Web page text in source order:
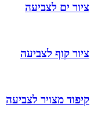
ציור ים לצביעה
ציור קוף לצביעה
קיפוד מצויר לצביעה